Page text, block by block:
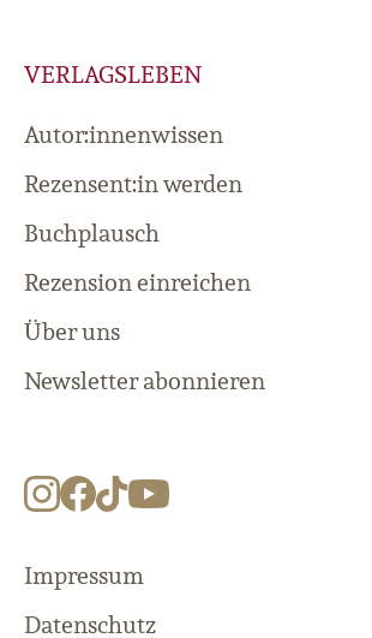
VERLAGSLEBEN
Autor:innenwissen
Rezensent:in werden
Buchplausch
Rezension einreichen
Über uns
Newsletter abonnieren
Impressum
Datenschutz